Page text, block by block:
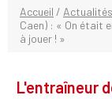
Accueil / Actualités
Caen) : « On était
à jouer ! »
L'entraîneur